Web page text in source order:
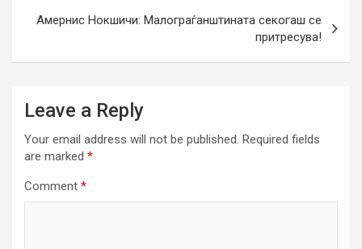
Амернис Нокшичи: Малограѓанштината секогаш се
притресува!
Leave a Reply
Your email address will not be published. Required fields
are marked *
Comment *